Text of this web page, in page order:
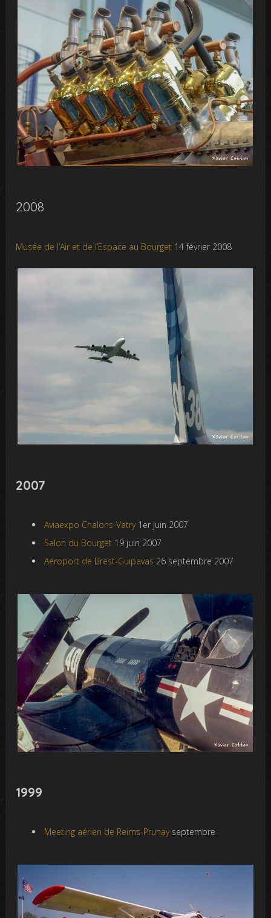
2008
Musée de l’Air et de l’Espace au Bourget 14 février 2008
2007
Aviaexpo Chalons-Vatry1er juin 2007
Salon du Bourget 19 juin 2007
Aéroport de Brest-Guipavas 26 septembre 2007
1999
Meeting aérien de Reims-Prunayseptembre